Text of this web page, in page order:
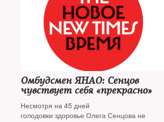
Омбудсмен ЯНАО: Сенцов
чувствует себя «прекрасно»
Несмотря на 45 дней
голодовки здоровье Олега Сенцова не